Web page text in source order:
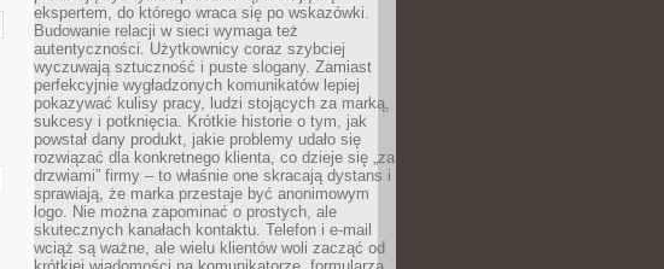
ekspertem, do którego wraca się po wskazówki.
Budowanie relacji w sieci wymaga też
autentyczności. Użytkownicy coraz szybciej
wyczuwają sztuczność i puste slogany. Zamiast
perfekcyjnie wygładzonych komunikatów lepiej
pokazywać kulisy pracy, ludzi stojących za marką,
sukcesy i potknięcia. Krótkie historie o tym, jak
powstał dany produkt, jakie problemy udało się
rozwiązać dla konkretnego klienta, co dzieje się „za
drzwiami” firmy – to właśnie one skracają dystans i
sprawiają, że marka przestaje być anonimowym
logo. Nie można zapominać o prostych, ale
skutecznych kanałach kontaktu. Telefon i e-mail
wciąż są ważne, ale wielu klientów woli zacząć od